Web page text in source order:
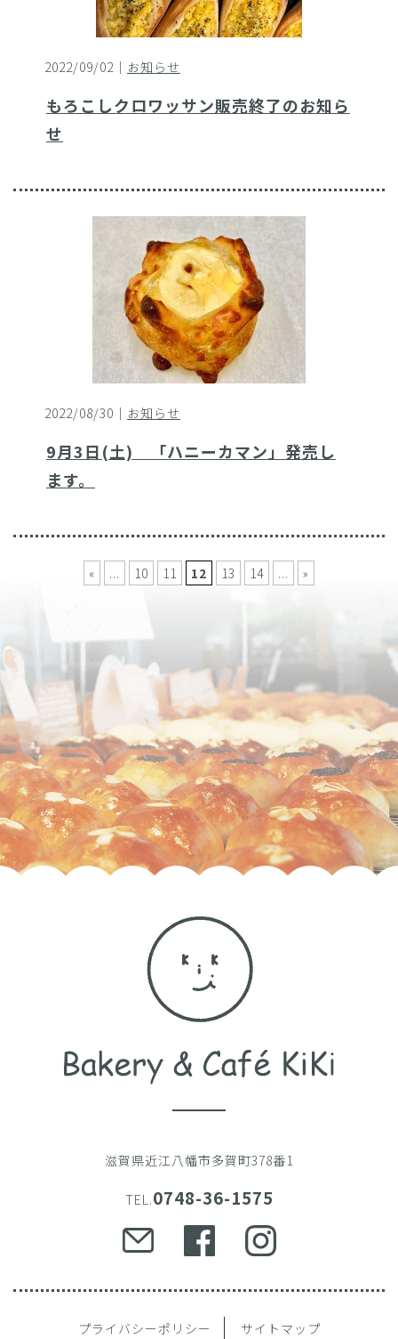
2022/09/02｜ お知らせ
もろこしクロワッサン販売終了のお知ら
せ
2022/08/30｜ お知らせ
9月3日(土) 「ハニーカマン」発売し
ます。
« ... 10 11 12 13 14 ... »
滋賀県近江八幡市多賀町378番1
TEL.0748-36-1575
プライバシーポリシー サイトマップ